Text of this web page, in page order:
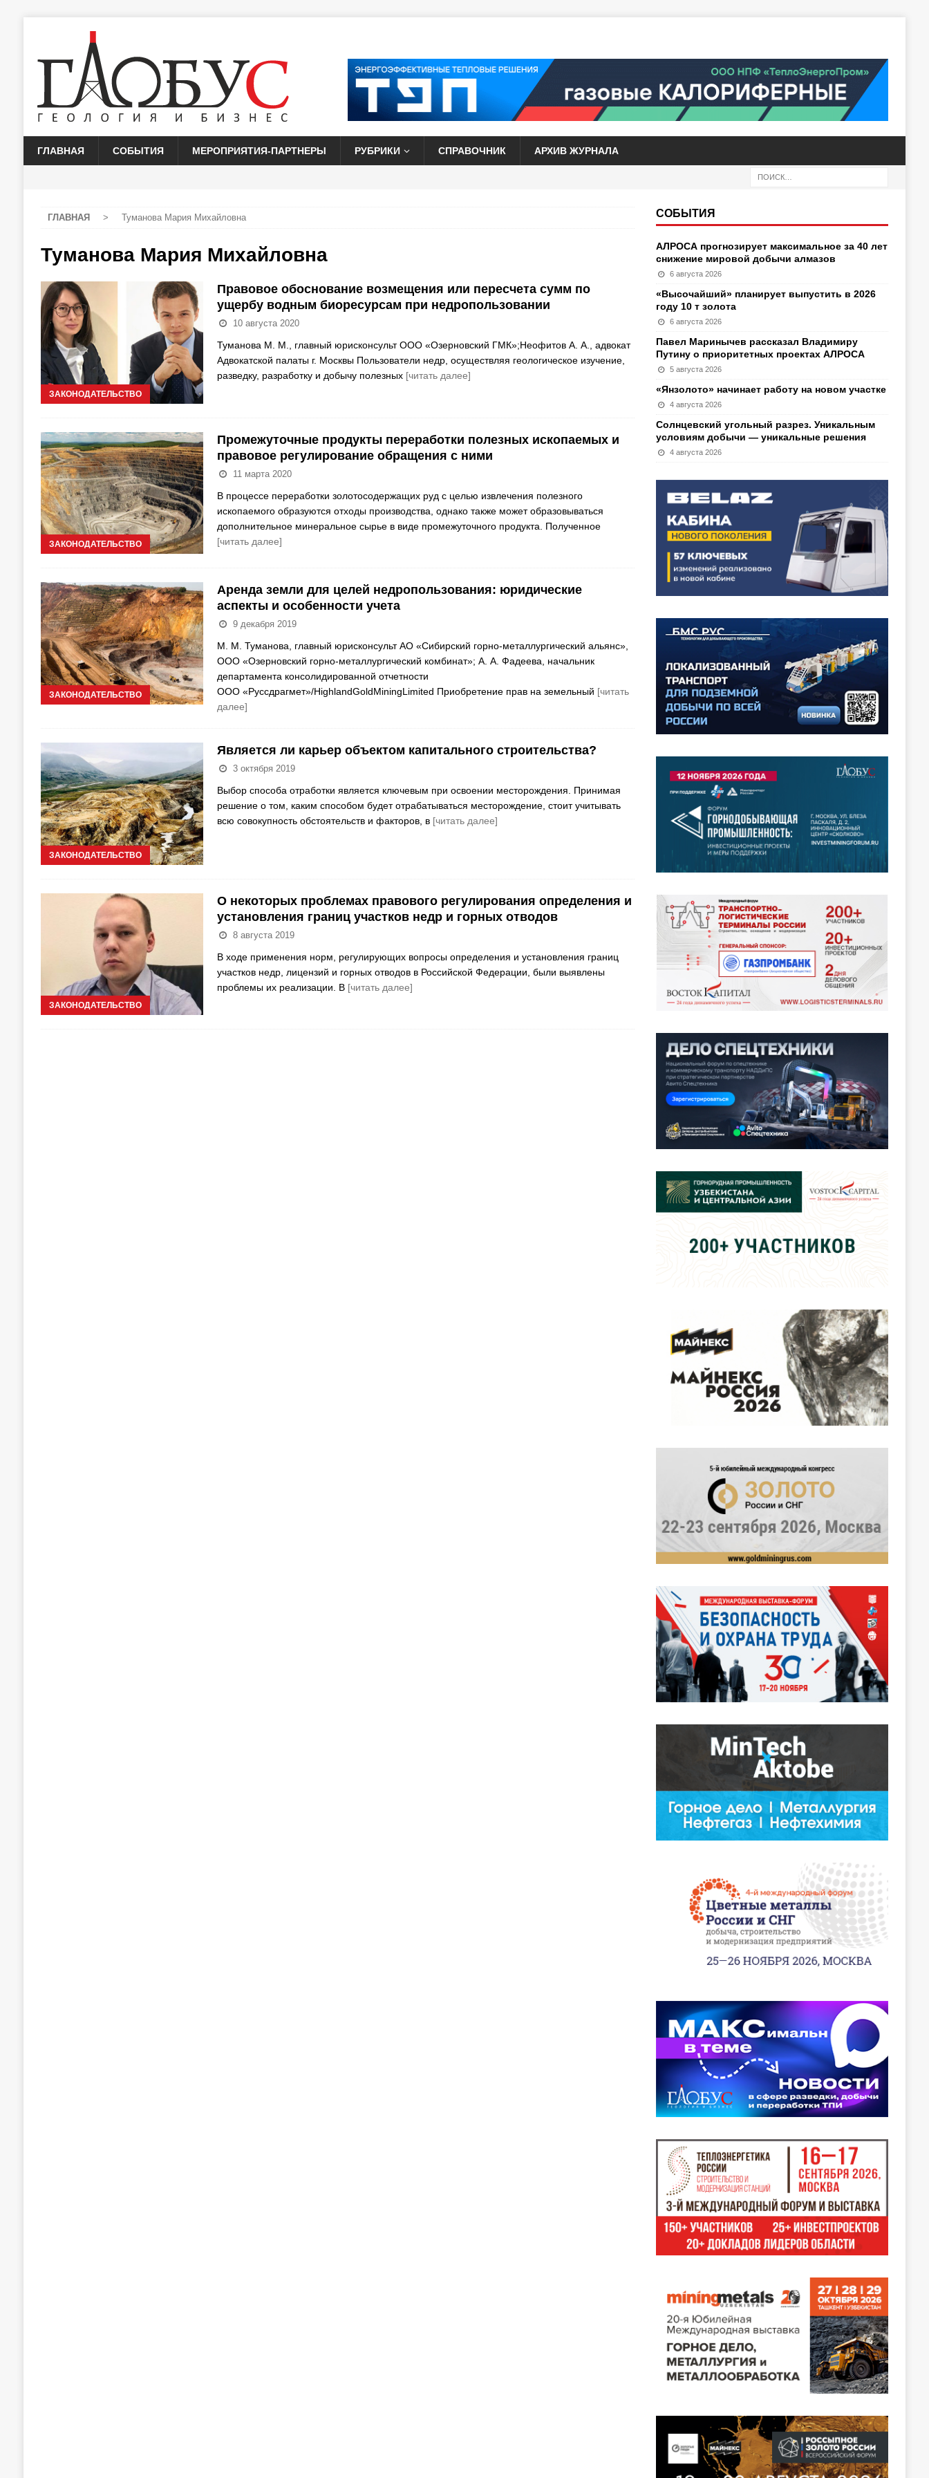
ГЛАВНАЯ СОБЫТИЯ МЕРОПРИЯТИЯ-ПАРТНЕРЫ РУБРИКИ СПРАВОЧНИК АРХИВ ЖУРНАЛА
ГЛАВНАЯ > Туманова Мария Михайловна
Туманова Мария Михайловна
ЗАКОНОДАТЕЛЬСТВО
Правовое обоснование возмещения или пересчета сумм по
ущербу водным биоресурсам при недропользовании
10 августа 2020
Туманова М. М., главный юрисконсульт ООО «Озерновский ГМК»;Неофитов А. А., адвокат
Адвокатской палаты г. Москвы Пользователи недр, осуществляя геологическое изучение,
разведку, разработку и добычу полезных [читать далее]
ЗАКОНОДАТЕЛЬСТВО
Промежуточные продукты переработки полезных ископаемых и
правовое регулирование обращения с ними
11 марта 2020
В процессе переработки золотосодержащих руд с целью извлечения полезного
ископаемого образуются отходы производства, однако также может образовываться
дополнительное минеральное сырье в виде промежуточного продукта. Полученное
[читать далее]
ЗАКОНОДАТЕЛЬСТВО
Аренда земли для целей недропользования: юридические
аспекты и особенности учета
9 декабря 2019
М. М. Туманова, главный юрисконсульт АО «Сибирский горно-металлургический альянс»,
ООО «Озерновский горно-металлургический комбинат»; А. А. Фадеева, начальник
департамента консолидированной отчетности
ООО «Руссдрагмет»/HighlandGoldMiningLimited Приобретение прав на земельный [читать
далее]
ЗАКОНОДАТЕЛЬСТВО
Является ли карьер объектом капитального строительства?
3 октября 2019
Выбор способа отработки является ключевым при освоении месторождения. Принимая
решение о том, каким способом будет отрабатываться месторождение, стоит учитывать
всю совокупность обстоятельств и факторов, в [читать далее]
ЗАКОНОДАТЕЛЬСТВО
О некоторых проблемах правового регулирования определения и
установления границ участков недр и горных отводов
8 августа 2019
В ходе применения норм, регулирующих вопросы определения и установления границ
участков недр, лицензий и горных отводов в Российской Федерации, были выявлены
проблемы их реализации. В [читать далее]
СОБЫТИЯ
АЛРОСА прогнозирует максимальное за 40 лет
снижение мировой добычи алмазов
6 августа 2026
«Высочайший» планирует выпустить в 2026
году 10 т золота
6 августа 2026
Павел Маринычев рассказал Владимиру
Путину о приоритетных проектах АЛРОСА
5 августа 2026
«Янзолото» начинает работу на новом участке
4 августа 2026
Солнцевский угольный разрез. Уникальным
условиям добычи — уникальные решения
4 августа 2026